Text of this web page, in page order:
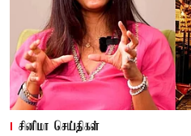
சினிமா செய்திகள்